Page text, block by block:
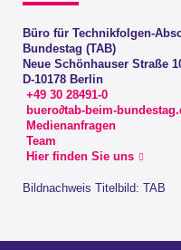
Büro für Technikfolgen-
Bundestag (TAB)
Neue Schönhauser Straße
D-10178 Berlin
+49 30 28491-0
buero∂tab-beim-
Medienanfragen
Team
Hier finden Sie uns
Bildnachweis Titelbild: TAB